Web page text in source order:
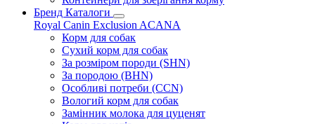
Бренд Каталоги
Royal Canin Exclusion ACANA
Корм для собак
Сухий корм для собак
За розміром породи (SHN)
За породою (BHN)
Особливі потреби (CCN)
Вологий корм для собак
Замінник молока для цуценят